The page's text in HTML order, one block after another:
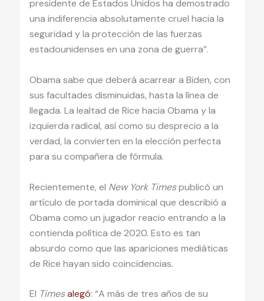
presidente de Estados Unidos ha demostrado
una indiferencia absolutamente cruel hacia la
seguridad y la protección de las fuerzas
estadounidenses en una zona de guerra”.
Obama sabe que deberá acarrear a Biden, con
sus facultades disminuidas, hasta la línea de
llegada. La lealtad de Rice hacia Obama y la
izquierda radical, así como su desprecio a la
verdad, la convierten en la elección perfecta
para su compañera de fórmula.
Recientemente, el New York Timespublicó un
artículo de portada dominical que describió a
Obama como un jugador reacio entrando a la
contienda política de 2020. Esto es tan
absurdo como que las apariciones mediáticas
de Rice hayan sido coincidencias.
El Times alegó: “A más de tres años de su